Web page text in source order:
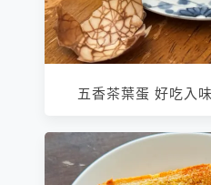
五香茶葉蛋 好吃入